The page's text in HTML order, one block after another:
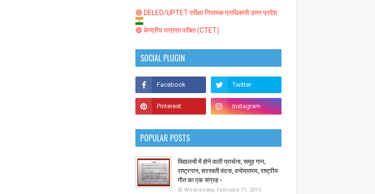
🔴 DELED/UPTET परीक्षा नियामक प्राधिकारी उत्तर प्रदेश
🔵 केन्द्रीय पात्रता परीक्षा (CTET)
SOCIAL PLUGIN
POPULAR POSTS
विद्यालयों में होने वाली प्रार्थना, समूह गान,
राष्ट्रगान, सरस्वती वंदना, वन्देमातरम, राष्ट्रीय
गीत का एक संग्रह -
Wednesday, February 11, 2015